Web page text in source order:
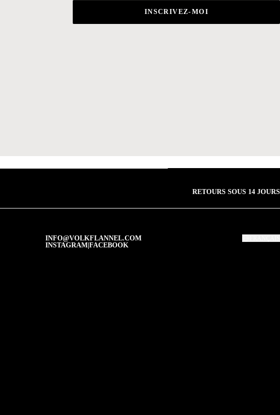
INSCRIVEZ-MOI
RETOURS SOUS 14 JOURS
INFO@VOLKFLANNEL.COM
INSTAGRAM |FACEBOOK